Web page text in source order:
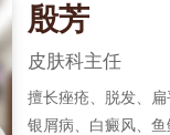
殷芳
皮肤科主任
擅长痤疮、脱发、扁
银屑病、白癜风、